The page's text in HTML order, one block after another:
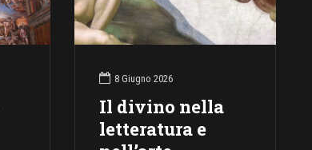
8 Giugno 2026
Il divino nella
letteratura e